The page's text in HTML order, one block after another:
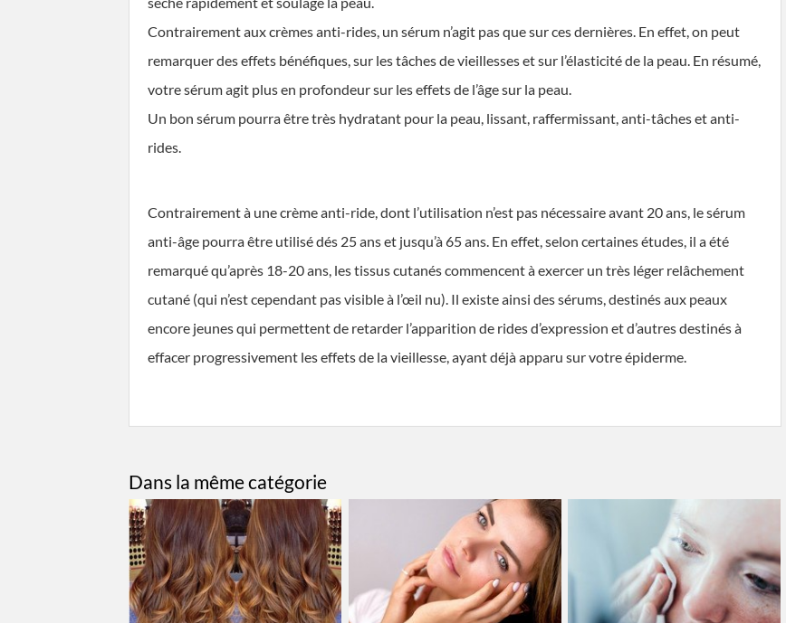
Contrairement aux crèmes anti-rides, un sérum n’agit pas que sur ces dernières. En effet, on peut
remarquer des effets bénéfiques, sur les tâches de vieillesses et sur l’élasticité de la peau. En résumé,
votre sérum agit plus en profondeur sur les effets de l’âge sur la peau.
Un bon sérum pourra être très hydratant pour la peau, lissant, raffermissant, anti-tâches et anti-
rides.
Contrairement à une crème anti-ride, dont l’utilisation n’est pas nécessaire avant 20 ans, le sérum
anti-âge pourra être utilisé dés 25 ans et jusqu’à 65 ans. En effet, selon certaines études, il a été
remarqué qu’après 18-20 ans, les tissus cutanés commencent à exercer un très léger relâchement
cutané (qui n’est cependant pas visible à l’œil nu). Il existe ainsi des sérums, destinés aux peaux
encore jeunes qui permettent de retarder l’apparition de rides d’expression et d’autres destinés à
effacer progressivement les effets de la vieillesse, ayant déjà apparu sur votre épiderme.
Dans la même catégorie